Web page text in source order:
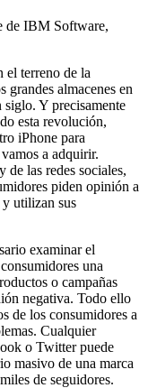
de IBM Software,
el terreno de la
grandes almacenes en
siglo. Y precisamente
esta revolución,
iPhone para
a adquirir.
las redes sociales,
piden opinión a
utilizan sus
examinar el
una
o campañas
negativa. Todo ello
de los consumidores a
Cualquier
o Twitter puede
masivo de una marca
de seguidores.